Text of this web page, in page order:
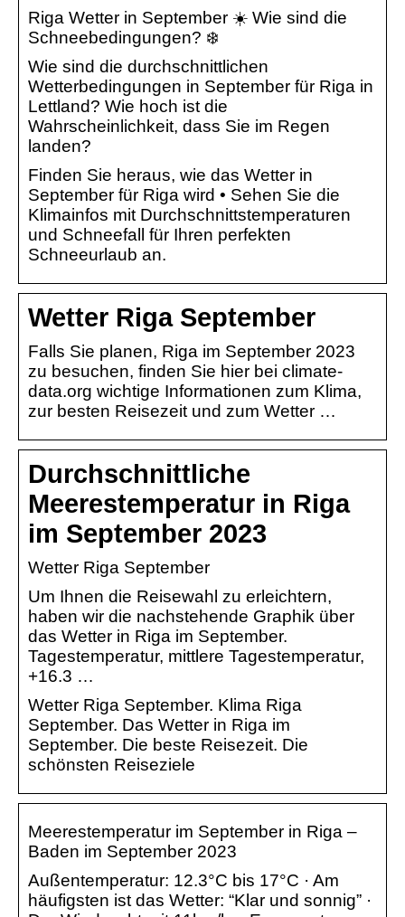
Riga Wetter in September ☀️ Wie sind die
Schneebedingungen? ❄️
Wie sind die durchschnittlichen
Wetterbedingungen in September für Riga in
Lettland? Wie hoch ist die
Wahrscheinlichkeit, dass Sie im Regen
landen?
Finden Sie heraus, wie das Wetter in
September für Riga wird • Sehen Sie die
Klimainfos mit Durchschnittstemperaturen
und Schneefall für Ihren perfekten
Schneeurlaub an.
Wetter Riga September
Falls Sie planen, Riga im September 2023
zu besuchen, finden Sie hier bei climate-
data.org wichtige Informationen zum Klima,
zur besten Reisezeit und zum Wetter …
Durchschnittliche
Meerestemperatur in Riga
im September 2023
Wetter Riga September
Um Ihnen die Reisewahl zu erleichtern,
haben wir die nachstehende Graphik über
das Wetter in Riga im September.
Tagestemperatur, mittlere Tagestemperatur,
+16.3 …
Wetter Riga September. Klima Riga
September. Das Wetter in Riga im
September. Die beste Reisezeit. Die
schönsten Reiseziele
Meerestemperatur im September in Riga –
Baden im September 2023
Außentemperatur: 12.3°C bis 17°C · Am
häufigsten ist das Wetter: “Klar und sonnig” ·